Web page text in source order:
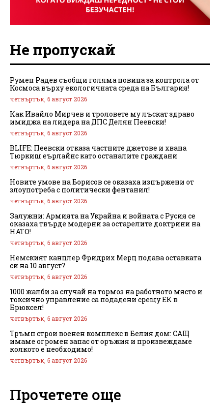
Не пропускай
Румен Радев съобщи голяма новина за контрола от
Космоса върху екологичната среда на България!
четвъртък, 6 август 2026
Как Ивайло Мирчев и троловете му лъскат здраво
имиджа на лидера на ДПС Делян Пеевски!
четвъртък, 6 август 2026
BLIFE: Пеевски отказа частните джетове и хвана
Тюркиш еърлайнс като останалите граждани
четвъртък, 6 август 2026
Новите умове на Борисов се оказаха изпържени от
злоупотреба с политически фентанил!
четвъртък, 6 август 2026
Залужни: Армията на Украйна и войната с Русия се
оказаха твърде модерни за остарелите доктрини на
НАТО!
четвъртък, 6 август 2026
Немският канцлер Фридрих Мерц подава оставката
си на 10 август?
четвъртък, 6 август 2026
1000 жалби за случай на тормоз на работното място и
токсично управление са подадени срещу ЕК в
Брюксел!
четвъртък, 6 август 2026
Тръмп строи военен комплекс в Белия дом: САЩ
имаме огромен запас от оръжия и произвеждаме
колкото е необходимо!
четвъртък, 6 август 2026
Прочетете още